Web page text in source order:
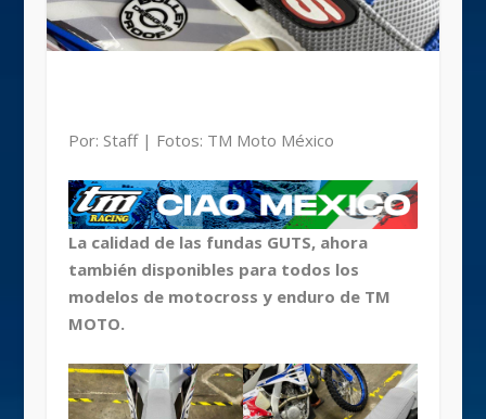
Por: Staff | Fotos: TM Moto México
La calidad de las fundas GUTS, ahora
también disponibles para todos los
modelos de motocross y enduro de TM
MOTO.